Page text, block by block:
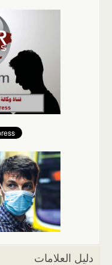
دليل العلامات